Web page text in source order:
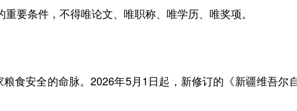
要条件，不得唯论文、唯职称、唯学历、唯奖项。
食安全的命脉。2026年5月1日起，新修订的《新疆维吾尔